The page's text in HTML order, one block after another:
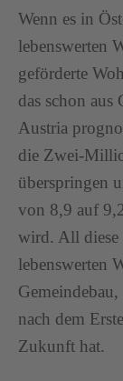
Wenn es in
lebenswerten
geförderte
das schon
Austria
die Zwei-
überspringen
von 8,9 auf
wird. All diese
lebenswerten
nach dem
Zukunft hat.